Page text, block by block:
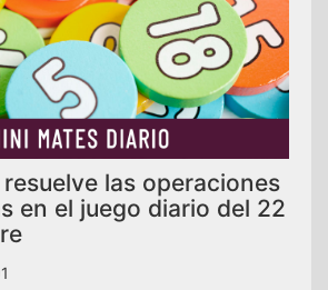
las operaciones
en el juego diario del 22